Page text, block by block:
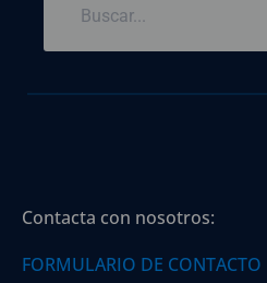
Contacta con nosotros:
FORMULARIO DE CONTACTO